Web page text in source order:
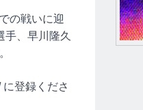
の戦いに迎
、早川隆久
登録くださ